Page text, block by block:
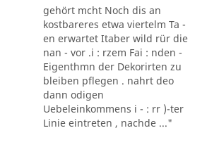
gehört mcht Noch dis an
kostbareres etwa viertelm Ta -
en erwartet Itaber wild rür die
nan - vor .i : rzem Fai : nden -
Eigenthmn der Dekorirten zu
bleiben pflegen . nahrt deo
dann odigen
Uebeleinkommens i - : rr )-ter
Linie eintreten , nachde ..."